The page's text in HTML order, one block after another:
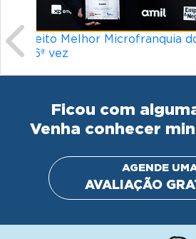
Línguas mais difíceis do
torna um idioma desafiador?
Ficou com
Venha conhecer
AGENDE
AVALIAÇÃO